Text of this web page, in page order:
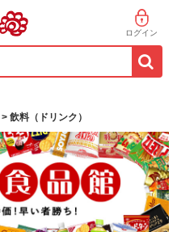
ログイン
> 飲料（ドリンク）